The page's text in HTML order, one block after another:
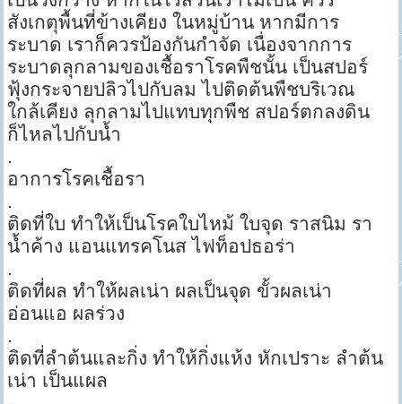
สังเกตุพื้นที่ข้างเคียง ในหมู่บ้าน หากมีการ
ระบาด เราก็ควรป้องกันกำจัด เนื่องจากการ
ระบาดลุกลามของเชื้อราโรคพืชนั้น เป็นสปอร์
ฟุ้งกระจายปลิวไปกับลม ไปติดต้นพืชบริเวณ
ใกล้เคียง ลุกลามไปแทบทุกพืช สปอร์ตกลงดิน
ก็ไหลไปกับน้ำ
.
อาการโรคเชื้อรา
.
ติดที่ใบ ทำให้เป็นโรคใบไหม้ ใบจุด ราสนิม รา
น้ำค้าง แอนแทรคโนส ไฟท็อปธอร่า
.
ติดที่ผล ทำให้ผลเน่า ผลเป็นจุด ขั้วผลเน่า
อ่อนแอ ผลร่วง
.
ติดที่ลำต้นและกิ่ง ทำให้กิ่งแห้ง หักเปราะ ลำต้น
เน่า เป็นแผล